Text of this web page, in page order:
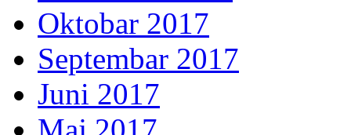
Oktobar 2017
Septembar 2017
Juni 2017